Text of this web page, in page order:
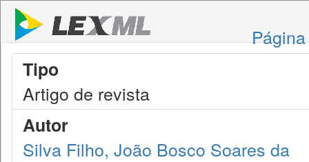
Tipo
Artigo de revista
Autor
Silva Filho, João Bosco Soares da